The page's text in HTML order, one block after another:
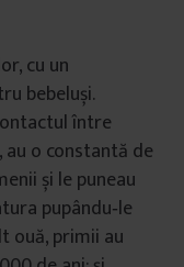
cu un
bebeluși.
între
au o constantă de
și le puneau
pupându‑le
ouă, primii au